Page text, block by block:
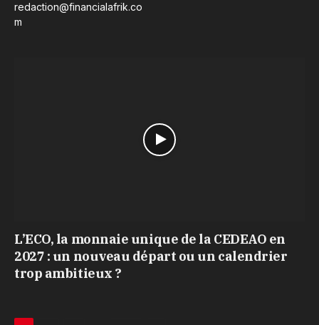
redaction@financialafrik.co
m
L’ECO, la monnaie unique de la CEDEAO en
2027 : un nouveau départ ou un calendrier
trop ambitieux ?